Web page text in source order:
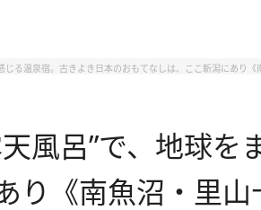
る温泉宿。古きよき日本のおもてなしは、ここ新潟にあり《
風呂”で、地球
り《南魚沼・里山